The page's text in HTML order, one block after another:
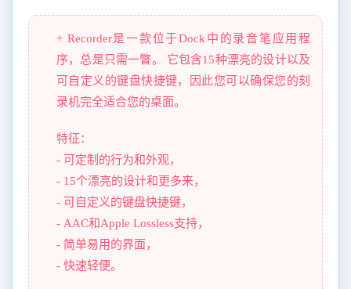
+ Recorder是一款位于Dock中的录音笔应用程
序，总是只需一瞥。 它包含15种漂亮的设计以及
可自定义的键盘快捷键，因此您可以确保您的刻
录机完全适合您的桌面。
特征：
- 可定制的行为和外观，
- 15个漂亮的设计和更多来，
- 可自定义的键盘快捷键，
- AAC和Apple Lossless支持，
- 简单易用的界面，
- 快速轻便。